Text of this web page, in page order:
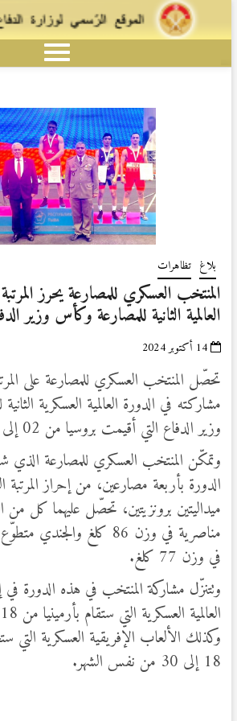
بلاغ تظاهرات
المنتخب العسكري للمصارعة يحرز المرتبة
العالمية الثانية للمصارعة وكأس وزير
14 أكتوبر 2024
تحصّل المنتخب العسكري للمصارعة على
مشاركته في الدورة العالمية العسكرية
وزير الدفاع التي أقيمت بروسيا من 02 إلى 9 أكتوبر الجاري.
وتمكّن المنتخب العسكري للمصارعة
الدورة بأربعة مصارعين، من إحراز المرتبة
ميداليتين برونزيتين، تحصّل عليهما كل
مناصرية في وزن 86 كلغ
في وزن 77 كلغ.
وتتنزّل مشاركة المنتخب في هذه الدورة في
وكذلك الألعاب الإفريقية العسكرية التي
18 إلى 30 من نفس الشهر.